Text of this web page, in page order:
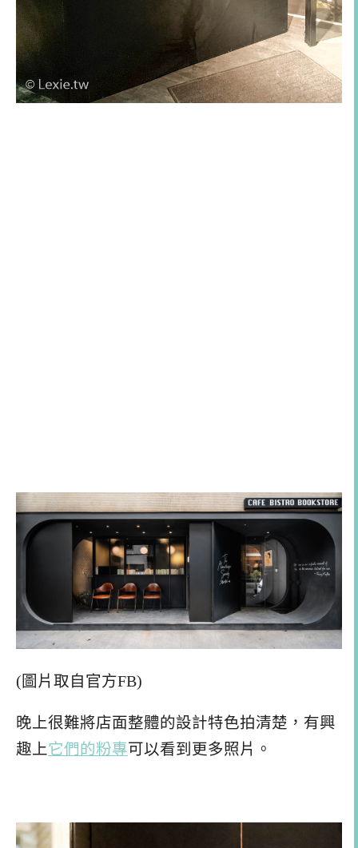
(圖片取自官方FB)
晚上很難將店面整體的設計特色拍清楚，有興
趣上它們的粉專可以看到更多照片。